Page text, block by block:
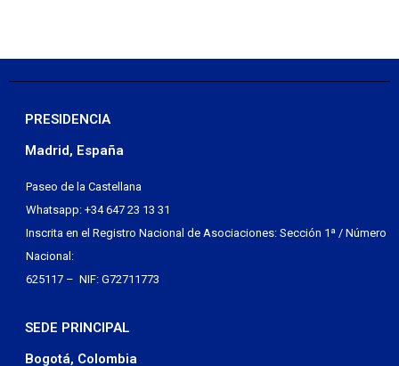
PRESIDENCIA
Madrid, España
Paseo de la Castellana
Whatsapp: +34 647 23 13 31
Inscrita en el Registro Nacional de Asociaciones: Sección 1ª / Número
Nacional:
625117 – NIF: G72711773
SEDE PRINCIPAL
Bogotá, Colombia